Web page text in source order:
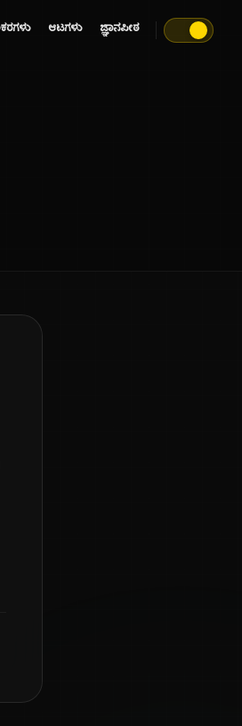
ಆಟಗಳು ಜ್ಞಾನಪೀಠ